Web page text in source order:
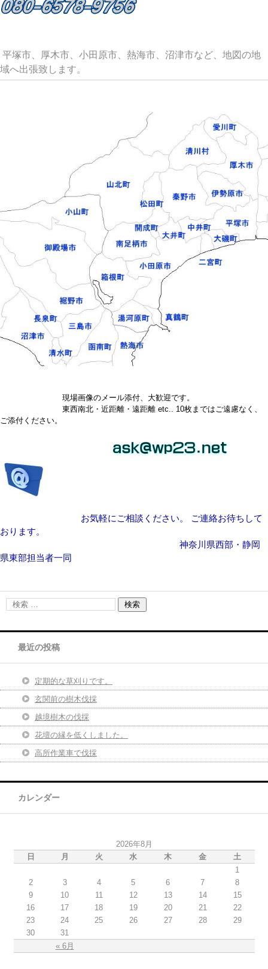
平塚市、厚木市、小田原市、熱海市、沼津市など、地図の地
域へ出張致します。
現場画像のメール添付、大歓迎です。
東西南北・近距離・遠距離 etc.. 10枚まではご遠慮なく、
ご添付ください。
お気軽にご相談ください。 ご連絡お待ちして
おります。
神奈川県西部・静岡
県東部担当者一同
最近の投稿
定期的な草刈りです。
玄関前の樹木伐採
越境樹木の伐採
花壇の縁を低くしました。
高所作業車で伐採
カレンダー
2026年8月
日
月 火 水 木 金 土
« 6月
1
2
3 4 5 6 7
8
9
10 11 12 13 14
15
16
17 18 19 20 21
22
23
24 25 26 27 28
29
30
31